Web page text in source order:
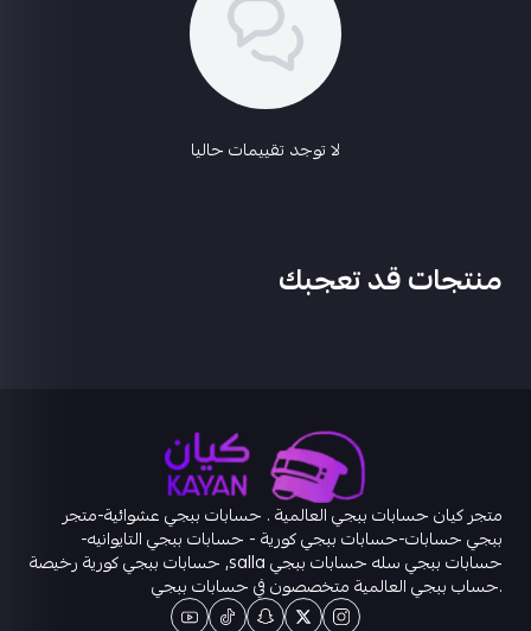
لا توجد تقييمات حاليا
منتجات قد تعجبك
متجر كيان حسابات ببجي العالمية . حسابات ببجي عشوائية-متجر
ببجي حسابات-حسابات ببجي كورية - حسابات ببجي التايوانيه-
حسابات ببجي سله حسابات ببجي salla, حسابات ببجي كورية رخيصة
.حساب ببجي العالمية متخصصون في حسابات ببجي